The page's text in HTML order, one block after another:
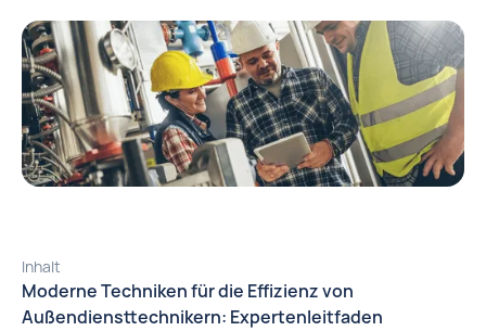
Inhalt
Moderne Techniken für die Effizienz von
Außendiensttechnikern: Expertenleitfaden